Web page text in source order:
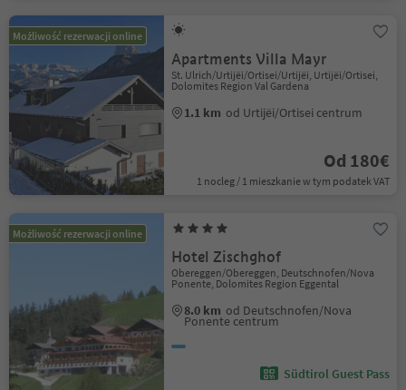
Możliwość rezerwacji online
Apartments Villa Mayr
St. Ulrich/Urtijëi/Ortisei/Urtijëi, Urtijëi/Ortisei,
Dolomites Region Val Gardena
1.1 km od Urtijëi/Ortisei centrum
Od 180€
1 nocleg / 1 mieszkanie w tym podatek VAT
Możliwość rezerwacji online
Hotel Zischghof
Obereggen/Obereggen, Deutschnofen/Nova
Ponente, Dolomites Region Eggental
8.0 km od Deutschnofen/Nova
Ponente centrum
Südtirol Guest Pass